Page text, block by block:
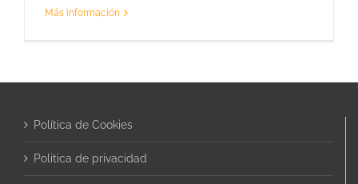
Más información
Política de Cookies
Politica de privacidad